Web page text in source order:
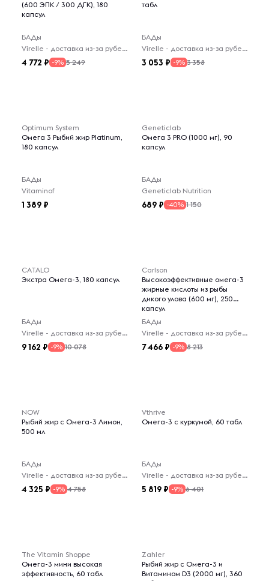
(600 ЭПК / 300 ДГК), 180
капсул
БАДы
Virelle - доставка из-за рубежа
4 772 -9% 5 249
табл
БАДы
Virelle - доставка из-за рубежа
3 053 -9% 3 358
Optimum System
Омега 3 Рыбий жир Platinum,
180 капсул
БАДы
Vitaminof
1 389
Geneticlab
Омега 3 PRO (1000 мг), 90
капсул
БАДы
Geneticlab Nutrition
689 -40% 1 150
CATALO
Экстра Омега-3, 180 капсул
БАДы
Virelle - доставка из-за рубежа
9 162 -9% 10 078
Carlson
Высокоэффективные омега-3
жирные кислоты из рыбы
дикого улова (600 мг), 250
капсул
БАДы
Virelle - доставка из-за рубежа
7 466 -9% 8 213
NOW
Рыбий жир с Омега-3 Лимон,
500 мл
БАДы
Virelle - доставка из-за рубежа
4 325 -9% 4 758
Vthrive
Омега-3 с куркумой, 60 табл
БАДы
Virelle - доставка из-за рубежа
5 819 -9% 6 401
The Vitamin Shoppe
Омега-3 мини высокая
эффективность, 60 табл
Zahler
Рыбий жир с Омега-3 и
Витамином D3 (2000 мг), 360